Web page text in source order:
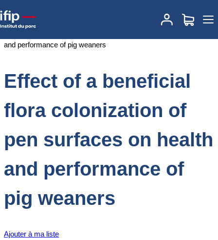
Accueil
Effect of a beneficial flora colonization of
pen surfaces on health and performance of pig weaners
Effect of a beneficial
flora colonization of
pen surfaces on health
and performance of
pig weaners
Ajouter à ma liste